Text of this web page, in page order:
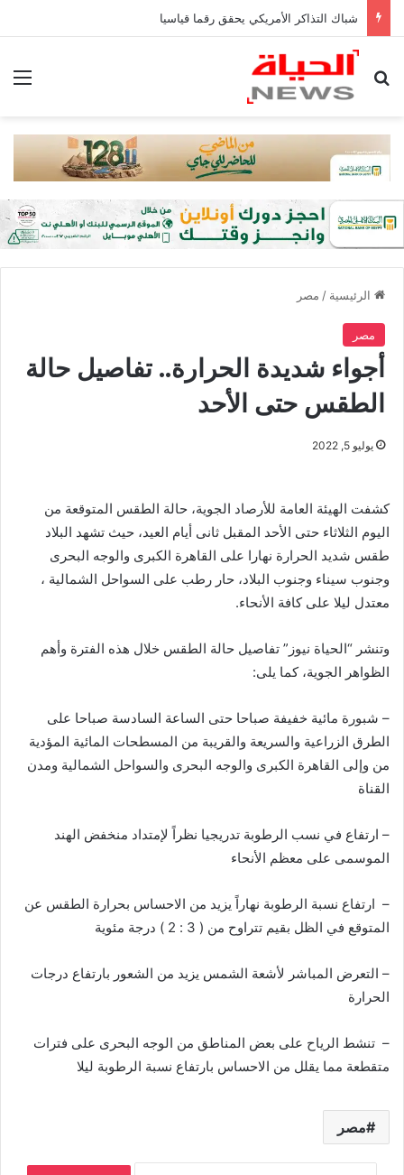
شباك التذاكر الأمريكي يحقق رقما قياسيا
بحث عن
الرئيسية / مصر
مصر
أجواء شديدة الحرارة.. تفاصيل حالة
الطقس حتى الأحد
يوليو 5, 2022
كشفت الهيئة العامة للأرصاد الجوية، حالة الطقس المتوقعة من
اليوم الثلاثاء حتى الأحد المقبل ثانى أيام العيد، حيث تشهد البلاد
طقس شديد الحرارة نهارا على القاهرة الكبرى والوجه البحرى
وجنوب سيناء وجنوب البلاد، حار رطب على السواحل الشمالية ،
معتدل ليلا على كافة الأنحاء.
وتنشر “الحياة نيوز” تفاصيل حالة الطقس خلال هذه الفترة وأهم
الظواهر الجوية، كما يلى:
– شبورة مائية خفيفة صباحا حتى الساعة السادسة صباحا على
الطرق الزراعية والسريعة والقريبة من المسطحات المائية المؤدية
من وإلى القاهرة الكبرى والوجه البحرى والسواحل الشمالية ومدن
القناة
– ارتفاع في نسب الرطوبة تدريجيا نظراً لإمتداد منخفض الهند
الموسمى على معظم الأنحاء
– ارتفاع نسبة الرطوبة نهاراً يزيد من الاحساس بحرارة الطقس عن
المتوقع في الظل بقيم تتراوح من ( 3 : 2 ) درجة مئوية
– التعرض المباشر لأشعة الشمس يزيد من الشعور بارتفاع درجات
الحرارة
– تنشط الرياح على بعض المناطق من الوجه البحرى على فترات
متقطعة مما يقلل من الاحساس بارتفاع نسبة الرطوبة ليلا
مصر